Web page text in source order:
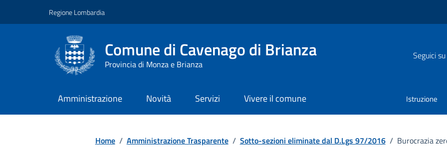
Regione Lombardia
Comune di Cavenago di Brianza
Provincia di Monza e Brianza
Seguici su
Amministrazione Novità Servizi Vivere il comune Istruzione
Home / Amministrazione Trasparente / Sotto-sezioni eliminate dal D.Lgs 97/2016 / Burocrazia